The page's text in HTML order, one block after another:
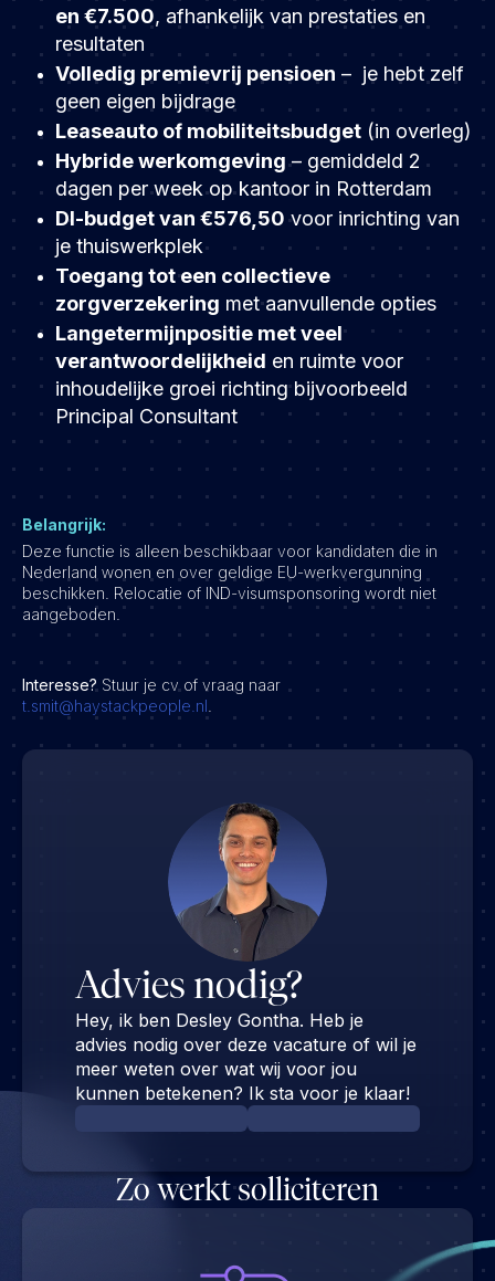
en €7.500, afhankelijk van prestaties en
resultaten
Volledig premievrij pensioen – je hebt zelf
geen eigen bijdrage
Leaseauto of mobiliteitsbudget (in overleg)
Hybride werkomgeving– gemiddeld 2
dagen per week op kantoor in Rotterdam
DI-budget van €576,50voor inrichting van
je thuiswerkplek
Toegang tot een collectieve
zorgverzekering met aanvullende opties
Langetermijnpositie met veel
verantwoordelijkheid en ruimte voor
inhoudelijke groei richting bijvoorbeeld
Principal Consultant
Belangrijk:
Deze functie is alleen beschikbaar voor kandidaten die in
Nederland wonen en over geldige EU-werkvergunning
beschikken. Relocatie of IND-visumsponsoring wordt niet
aangeboden.
Interesse?Stuur je cv of vraag naar
t.smit@haystackpeople.nl
Advies nodig?
Hey, ik ben Desley Gontha. Heb je
advies nodig over deze vacature of wil je
meer weten over wat wij voor jou
kunnen betekenen? Ik sta voor je klaar!
Zo werkt solliciteren